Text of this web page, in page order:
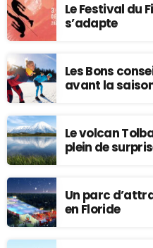
Le Festival du
s’adapte
Les Bons
avant la
Le volcan
plein de
Un parc
en Floride